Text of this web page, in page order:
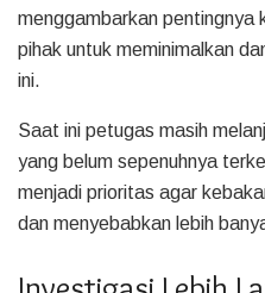
menggambarkan pentingnya
pihak untuk meminimalkan
ini.
Saat ini petugas masih
yang belum sepenuhnya
menjadi prioritas agar
dan menyebabkan lebih